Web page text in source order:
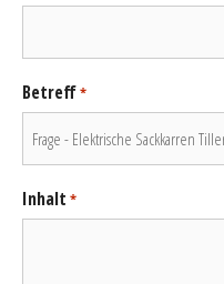
Betreff*
Inhalt *